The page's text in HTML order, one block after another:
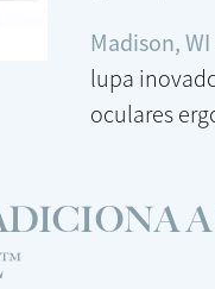
Madison, WI
lupa
oculares